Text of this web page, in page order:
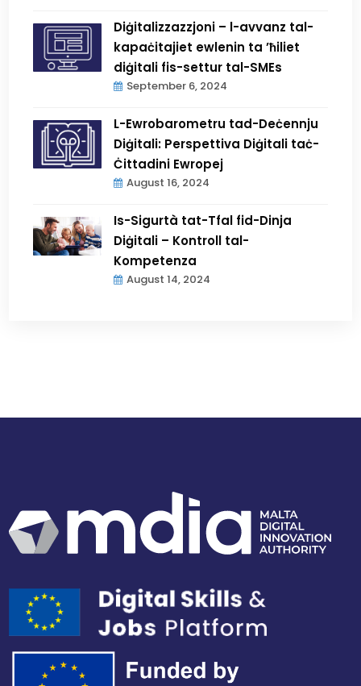
Diġitalizzazzjoni – l-avvanz tal-
kapaċitajiet ewlenin ta ’ħiliet
diġitali fis-settur tal-SMEs
September 6, 2024
L-Ewrobarometru tad-Deċennju
Diġitali: Perspettiva Diġitali taċ-
Ċittadini Ewropej
August 16, 2024
Is-Sigurtà tat-Tfal fid-Dinja
Diġitali – Kontroll tal-
Kompetenza
August 14, 2024